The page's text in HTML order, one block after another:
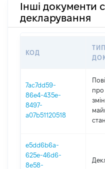
Інші документи
декларування
КОД
ТИП
7ac7dd59-
86e4-435e-
8497-
a07b51120518
про
e5dd6b6a-
625e-46d6-
8e58-